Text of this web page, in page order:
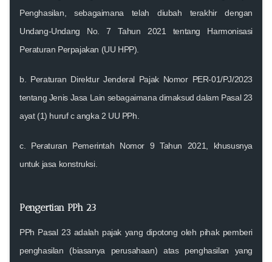
Penghasilan , sebagaimana telah diubah terakhir dengan
Undang-Undang No. 7 Tahun 2021 tentang Harmonisasi
Peraturan Perpajakan (UU HPP)
b. Peraturan Direktur Jenderal Pajak Nomor PER-01/PJ/2023
tentang Jenis Jasa Lain sebagaimana dimaksud dalam Pasal 23
ayat (1) huruf c angka 2 UU PPh.
c. Peraturan Pemerintah Nomor 9 Tahun 2021
, khususnya
untuk jasa konstruksi.
Pengertian PPh 23
PPh Pasal 23 adalah pajak yang dipotong oleh pihak pemberi
penghasilan (biasanya perusahaan) atas penghasilan yang